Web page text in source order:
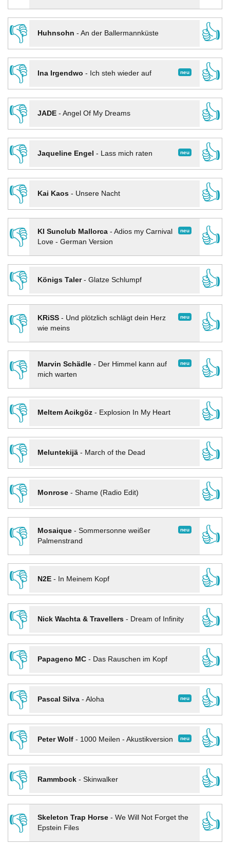
👎
Huhnsohn - An der Ballermannküste
👍
👎
neu
Ina Irgendwo - Ich steh wieder auf
👍
👎
JADE- Angel Of My Dreams
👍
👎
neu
Jaqueline Engel - Lass mich raten
👍
👎
Kai Kaos- Unsere Nacht
👍
👎
neu
KI Sunclub Mallorca- Adios my Carnival
Love - German Version
👍
👎
Königs Taler- Glatze Schlumpf
👍
👎
neu
KRiSS- Und plötzlich schlägt dein Herz
wie meins
👍
👎 neu
Marvin Schädle- Der Himmel kann auf
mich warten
👍
👎
Meltem Acikgöz- Explosion In My Heart
👍
👎
Meluntekijä- March of the Dead
👍
👎
Monrose- Shame (Radio Edit)
👍
👎
neu
Mosaique- Sommersonne weißer
Palmenstrand
👍
👎
N2E- In Meinem Kopf
👍
👎
Nick Wachta & Travellers- Dream of Infinity
👍
👎
Papageno MC- Das Rauschen im Kopf
👍
👎
neu
Pascal Silva- Aloha
👍
👎
neu
Peter Wolf- 1000 Meilen - Akustikversion
👍
👎
Rammbock- Skinwalker
👍
👎
Skeleton Trap Horse- We Will Not Forget the
Epstein Files
👍